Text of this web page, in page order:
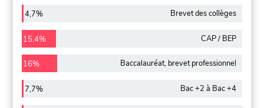
4,7% Brevet des collèges
15,4% CAP / BEP
16% Baccalauréat, brevet professionnel
7,7% Bac +2 à Bac +4